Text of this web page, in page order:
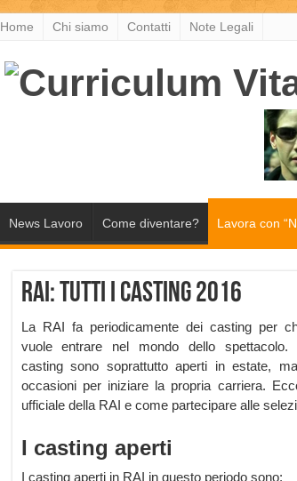
Home Chi siamo Contatti Note Legali
News Lavoro Come diventare? Lavora con
Rai: tutti i casting 2016
La RAI fa periodicamente dei casting per
vuole entrare nel mondo dello spettacolo.
casting sono soprattutto aperti in estate,
occasioni per iniziare la propria carriera.
ufficiale della RAI e come partecipare alle
I casting aperti
I casting aperti in RAI in questo periodo sono: